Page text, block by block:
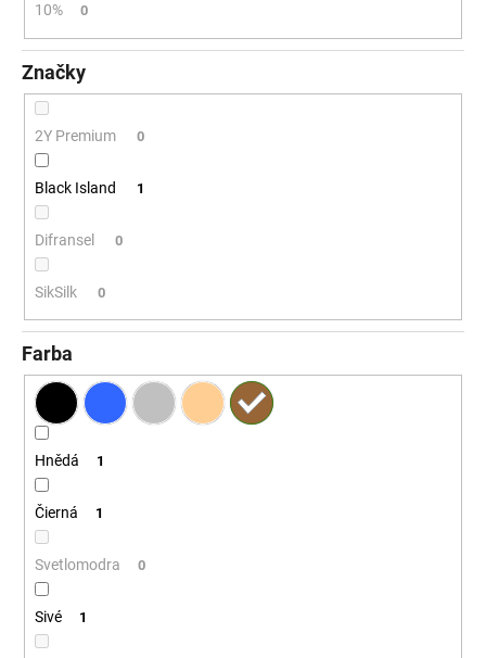
10% 0
Značky
2Y Premium 0
Black Island 1
Difransel 0
SikSilk 0
Farba
Hnědá 1
Čierná 1
Svetlomodra 0
Sivé 1